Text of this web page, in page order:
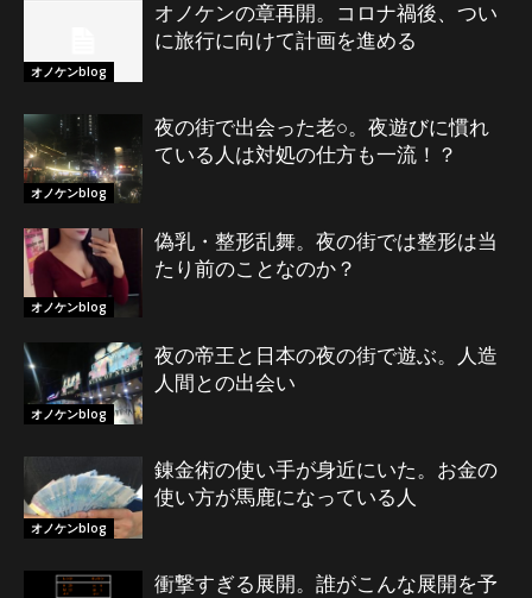
オノケンblog
オノケンの章再開。コロナ禍後、つい
に旅行に向けて計画を進める
オノケンblog
夜の街で出会った老○。夜遊びに慣れ
ている人は対処の仕方も一流！？
オノケンblog
偽乳・整形乱舞。夜の街では整形は当
たり前のことなのか？
オノケンblog
夜の帝王と日本の夜の街で遊ぶ。人造
人間との出会い
オノケンblog
錬金術の使い手が身近にいた。お金の
使い方が馬鹿になっている人
衝撃すぎる展開。誰がこんな展開を予